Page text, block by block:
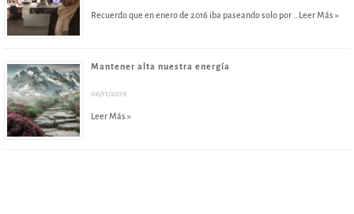
Recuerdo que en enero de 2016 iba paseando solo por … Leer Más »
Mantener alta nuestra energía
06/11/2019
Leer Más »